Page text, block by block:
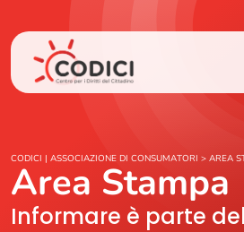
Chi Siamo
Cosa Facciamo
CODICI | ASSOCIAZIONE DI CONSUMATORI > AREA
Area Stampa
Informare è parte